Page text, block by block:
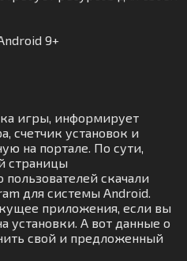
9+
игры, информирует
счетчик установок и
на портале. По сути,
страницы
скачали
для системы Android.
приложения, если вы
установки. А вот данные о
свой и предложенный